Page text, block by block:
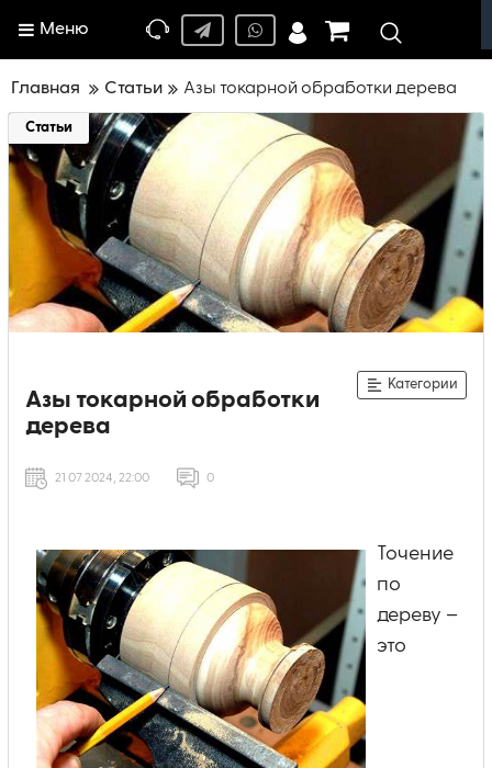
Меню
Главная Статьи Азы токарной обработки дерева
Статьи
Азы токарной обработки
дерева
Категории
21 07 2024, 22:00 0
Точение
по
дереву –
это